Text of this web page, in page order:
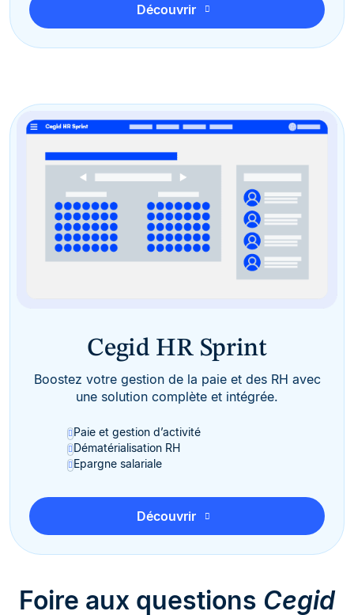
Découvrir
Cegid HR Sprint
Boostez votre gestion de la paie et des RH avec
une solution complète et intégrée.
Paie et gestion d’activité
Dématérialisation RH
Epargne salariale
Découvrir
Foire aux questions Cegid